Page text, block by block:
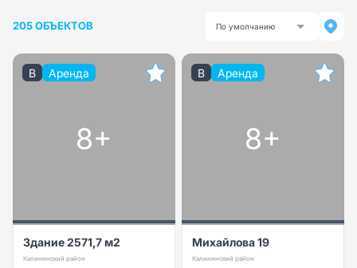
205 ОБЪЕКТОВ По умолчанию
B Аренда
8+
Здание 2571,7 м2
Калининский район
B Аренда
8+
Михайлова 19
Калининский район